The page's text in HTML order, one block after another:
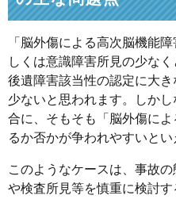
「脳外傷による高次脳機能
しくは意識障害所見の少な
後遺障害該当性の認定に大
少ないと思われます。しか
合に、そもそも「脳外傷に
るか否かが争われやすいとい
このようなケースは、事故
や検査所見等を慎重に検討す